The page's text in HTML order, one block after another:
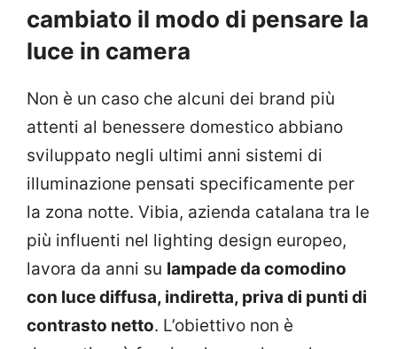
cambiato il modo di pensare la
luce in camera
Non è un caso che alcuni dei brand più
attenti al benessere domestico abbiano
sviluppato negli ultimi anni sistemi di
illuminazione pensati specificamente per
la zona notte. Vibia, azienda catalana tra le
più influenti nel lighting design europeo,
lavora da anni su lampade da comodino
con luce diffusa, indiretta, priva di punti di
contrasto netto. L’obiettivo non è